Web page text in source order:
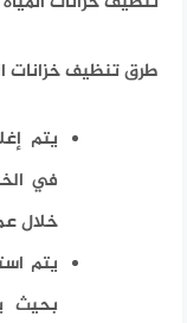
طرق تنظيف خزانات
يتم
في
خلال
يتم
بحيث